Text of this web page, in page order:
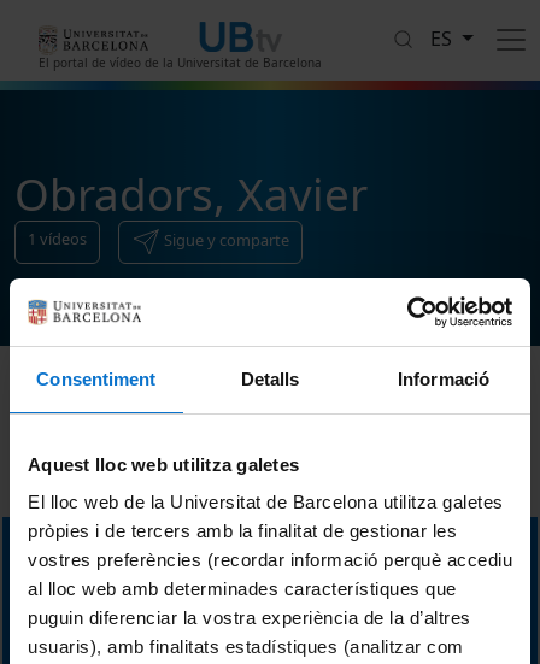
Consentiment Detalls Informació
Aquest lloc web utilitza galetes
El lloc web de la Universitat de Barcelona utilitza galetes
pròpies i de tercers amb la finalitat de gestionar les
vostres preferències (recordar informació perquè accediu
al lloc web amb determinades característiques que
puguin diferenciar la vostra experiència de la d’altres
usuaris), amb finalitats estadístiques (analitzar com
El portal de vídeo de la Universitat de Barcelona
ES
Obradors, Xavier
1 vídeos Sigue y comparte
Ordenar